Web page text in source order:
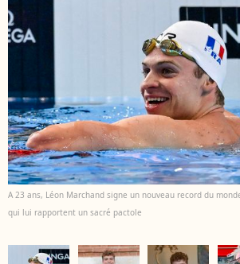
A 23 ans, Léon Marchand signe un nouveau record du
qui lui rapportent un sacré pactole